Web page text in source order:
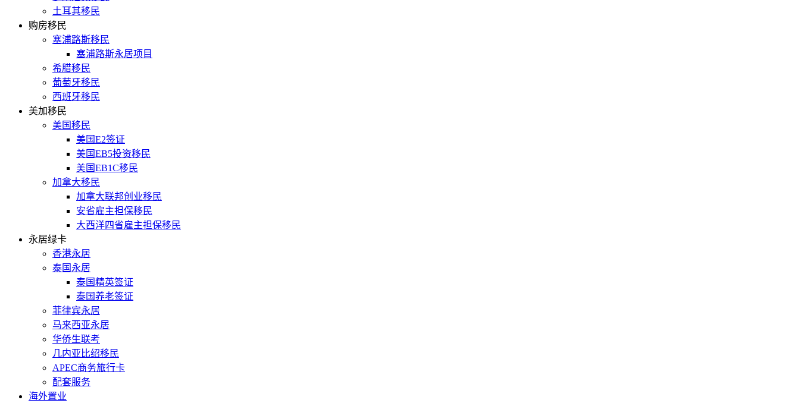
土耳其移民
购房移民
塞浦路斯移民
塞浦路斯永居项目
希腊移民
葡萄牙移民
西班牙移民
美加移民
美国移民
美国E2签证
美国EB5投资移民
美国EB1C移民
加拿大移民
加拿大联邦创业移民
安省雇主担保移民
大西洋四省雇主担保移民
永居绿卡
香港永居
泰国永居
泰国精英签证
泰国养老签证
菲律宾永居
马来西亚永居
华侨生联考
几内亚比绍移民
APEC商务旅行卡
配套服务
海外置业